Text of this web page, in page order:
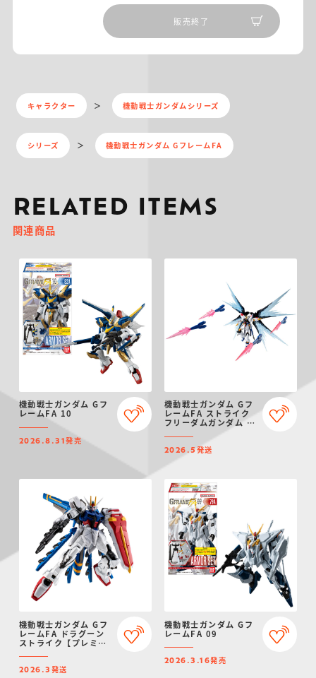
販売終了
キャラクター 機動戦士ガンダムシリーズ
シリーズ 機動戦士ガンダム GフレームFA
RELATED ITEMS
関連商品
機動戦士ガンダム Gフ
レームFA 10
2026.8.31発売
機動戦士ガンダム Gフ
レームFA ストライク
フリーダムガンダム オ
【プレミアムバンダイ
限定】
2026.5 発送
機動戦士ガンダム Gフ
レームFA ドラグーン
ストライク【プレミア
2026.3 発送
機動戦士ガンダム Gフ
レームFA 09
2026.3.16発売